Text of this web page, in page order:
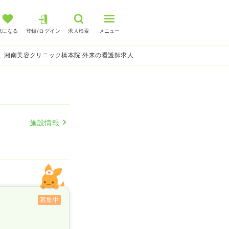
になる 登録/ログイン 求人検索 メニュー
湘南美容クリニック橋本院 外来の看護師求人
施設情報
募集中